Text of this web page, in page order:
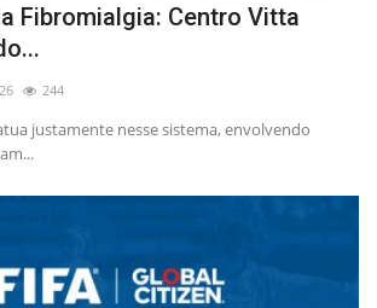
Fibromialgia: Centro Vitta
244
justamente nesse sistema, envolvendo